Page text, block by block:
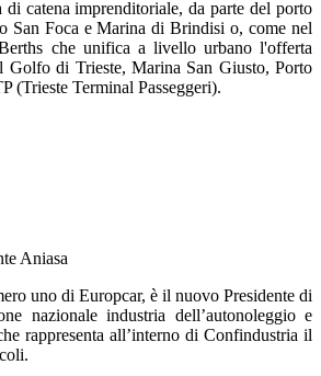
di catena imprenditoriale, da parte del porto
San Foca e Marina di Brindisi o, come nel
che unifica a livello urbano l'offerta
Golfo di Trieste, Marina San Giusto, Porto
(Trieste Terminal Passeggeri).
Aniasa
uno di Europcar, è il nuovo Presidente di
nazionale industria dell’autonoleggio e
rappresenta all’interno di Confindustria il